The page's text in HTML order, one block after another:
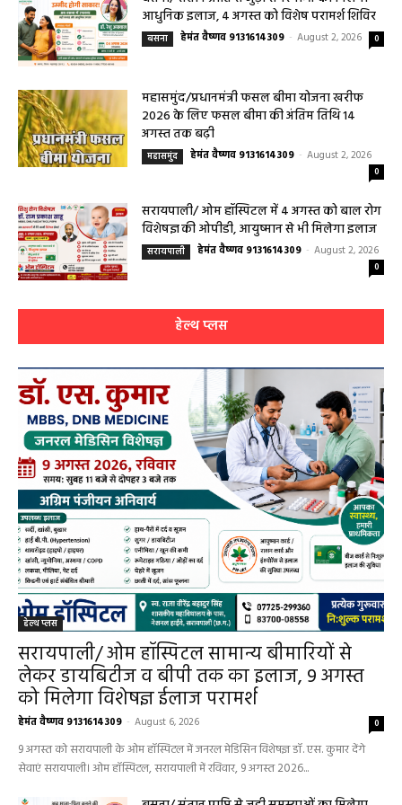
0
बसना हेमंत वैष्णव 9131614309 - August 2, 2026
महासमुंद/प्रधानमंत्री फसल बीमा योजना खरीफ
अगस्त तक बढ़ी
महासमुंद हेमंत वैष्णव 9131614309 - August 2, 2026
0
सरायपाली/ ओम हॉस्पिटल में 4 अगस्त को बाल रोग
सरायपाली हेमंत वैष्णव 9131614309 - August 2, 2026
हेल्थ प्लस
हेल्थ प्लस
सरायपाली/ ओम हॉस्पिटल सामान्य बीमारियों से
लेकर डायबिटीज व बीपी तक का इलाज, 9 अगस्त
को मिलेगा विशेषज्ञ ईलाज परामर्श